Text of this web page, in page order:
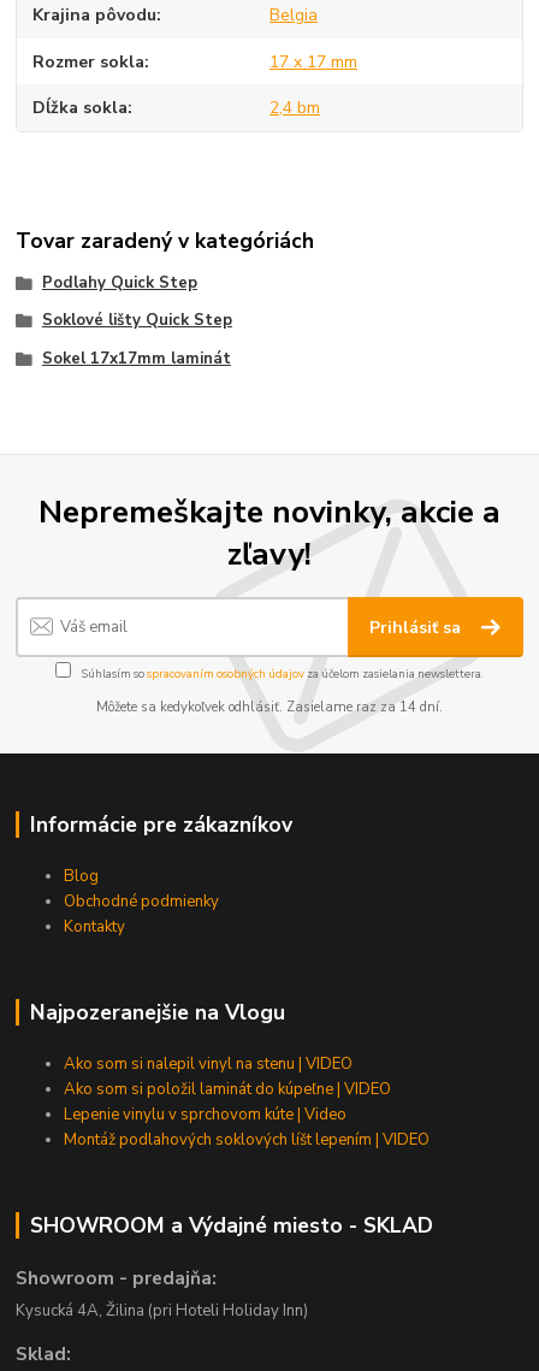
Krajina pôvodu Belgia
Rozmer sokla 17 x 17 mm
Dĺžka sokla 2,4 bm
Tovar zaradený v kategóriách
Podlahy Quick Step
Soklové lišty Quick Step
Sokel 17x17mm laminát
Nepremeškajte novinky, akcie a
zľavy!
Prihlásiť sa
Súhlasím sospracovaním osobných údajov za účelom zasielania newslettera.
Môžete sa kedykoľvek odhlásiť. Zasielame raz za 14 dní.
Informácie pre zákazníkov
Blog
Obchodné podmienky
Kontakty
Najpozeranejšie na Vlogu
Ako som si nalepil vinyl na stenu | VIDEO
Ako som si položil laminát do kúpeľne | VIDEO
Lepenie vinylu v sprchovom kúte | Video
Montáž podlahových soklových líšt lepením | VIDEO
SHOWROOM a Výdajné miesto - SKLAD
Showroom - predajňa:
Kysucká 4A, Žilina (pri Hoteli Holiday Inn)
Sklad: